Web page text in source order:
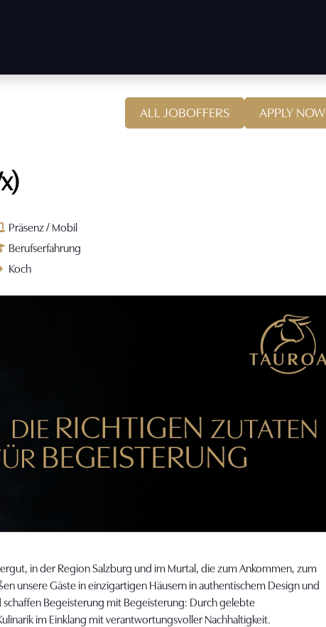
ALL JOBOFFERS APPLY NOW
Präsenz / Mobil
Berufserfahrung
Koch
in der Region Salzburg und im Murtal, die zum Ankommen, zum
unsere Gäste in einzigartigen Häusern in authentischem Design und
Begeisterung mit Begeisterung: Durch gelebte
im Einklang mit verantwortungsvoller Nachhaltigkeit.